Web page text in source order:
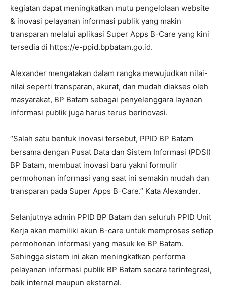
kegiatan dapat meningkatkan mutu pengelolaan website
& inovasi pelayanan informasi publik yang makin
transparan melalui aplikasi Super Apps B-Care yang kini
tersedia di https://e-ppid.bpbatam.go.id.
Alexander mengatakan dalam rangka mewujudkan nilai-
nilai seperti transparan, akurat, dan mudah diakses oleh
masyarakat, BP Batam sebagai penyelenggara layanan
informasi publik juga harus terus berinovasi.
“Salah satu bentuk inovasi tersebut, PPID BP Batam
bersama dengan Pusat Data dan Sistem Informasi (PDSI)
BP Batam, membuat inovasi baru yakni formulir
permohonan informasi yang saat ini semakin mudah dan
transparan pada Super Apps B-Care.” Kata Alexander.
Selanjutnya admin PPID BP Batam dan seluruh PPID Unit
Kerja akan memiliki akun B-care untuk memproses setiap
permohonan informasi yang masuk ke BP Batam.
Sehingga sistem ini akan meningkatkan performa
pelayanan informasi publik BP Batam secara terintegrasi,
baik internal maupun eksternal.